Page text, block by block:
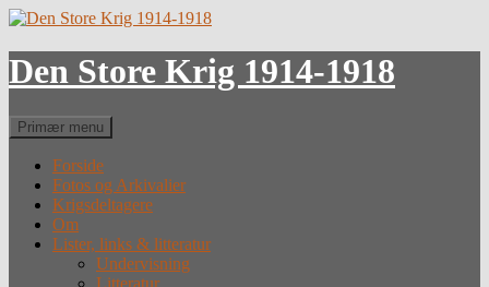
Hop
indhold
Den Store Krig 1914-1918
Søg
Primær menu
Forside
Fotos og Arkivalier
Krigsdeltagere
Om
Lister, links & litteratur
Undervisning
Litteratur